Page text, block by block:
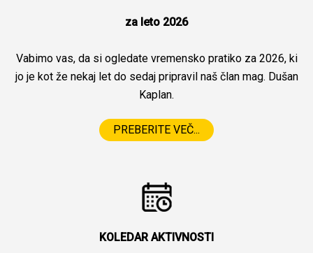
za leto 2026
Vabimo vas, da si ogledate vremensko pratiko za 2026, ki
jo je kot že nekaj let do sedaj pripravil naš član mag. Dušan
Kaplan.
PREBERITE VEČ...
KOLEDAR AKTIVNOSTI